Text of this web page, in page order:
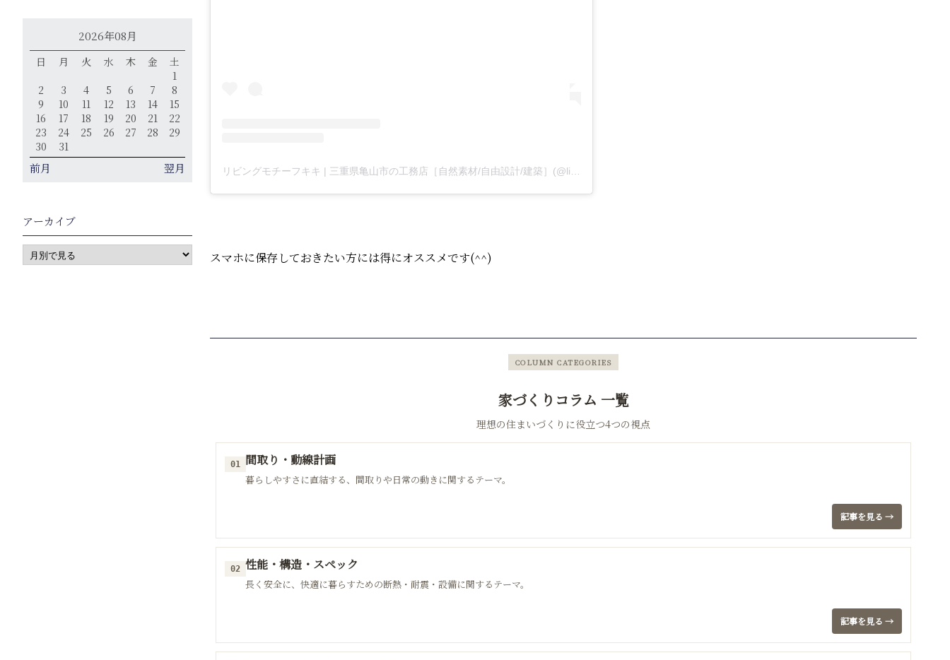
スマホに保存しておきたい方には得にオススメです(^^)
COLUMN CATEGORIES
家づくりコラム 一覧
理想の住まいづくりに役立つ4つの視点
01 間取り・動線計画
暮らしやすさに直結する、間取りや日常の動きに関するテーマ。
記事を見る →
02 性能・構造・スペック
長く安全に、快適に暮らすための断熱・耐震・設備に関するテーマ。
記事を見る →
2026年08月
日 月 火 水 木 金
土
1
2
3 4 5 6 7
8
9
10 11 12 13 14
15
16
17 18 19 20 21
22
23
24 25 26 27 28
29
30
31
前月 翌月
アーカイブ